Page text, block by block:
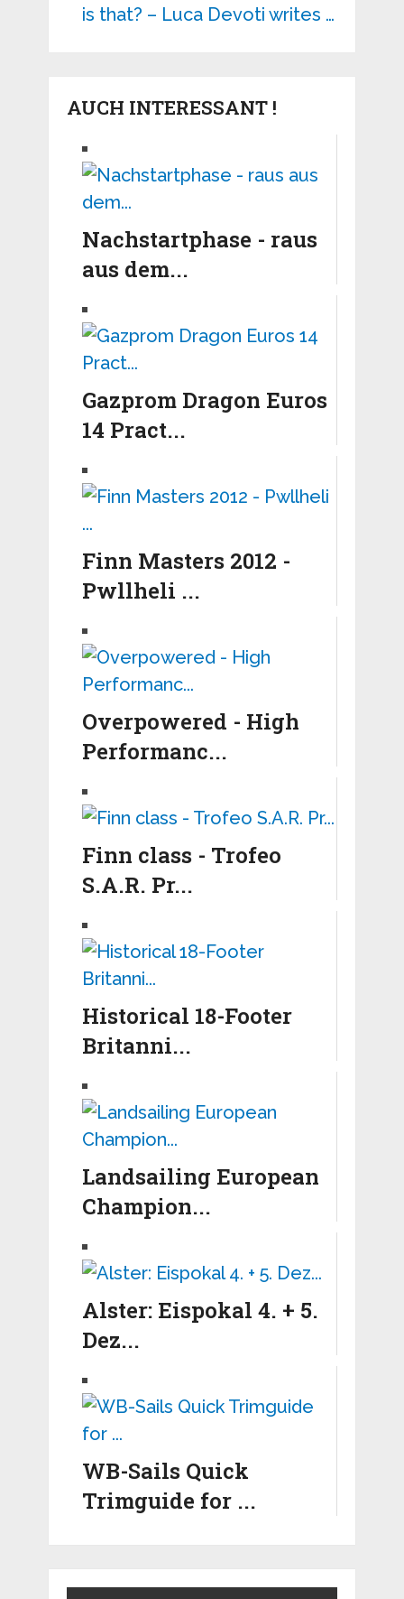
is that? – Luca Devoti writes …
AUCH INTERESSANT !
Nachstartphase - raus
aus dem...
Gazprom Dragon Euros
14 Pract...
Finn Masters 2012 -
Pwllheli ...
Overpowered - High
Performanc...
Finn class - Trofeo
S.A.R. Pr...
Historical 18-Footer
Britanni...
Landsailing European
Champion...
Alster: Eispokal 4. + 5.
Dez...
WB-Sails Quick
Trimguide for ...